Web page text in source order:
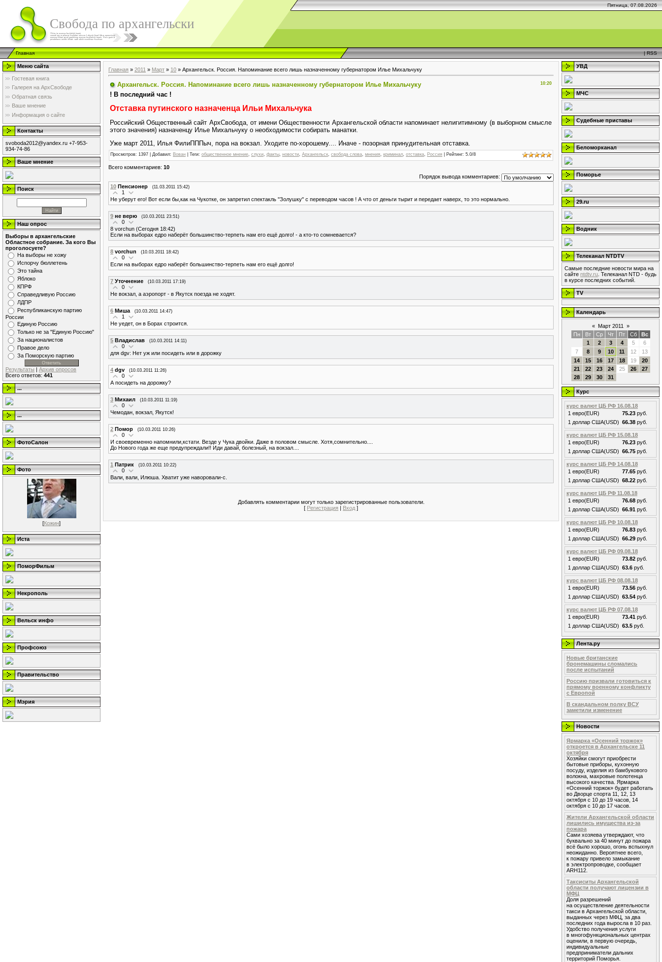
Пятница, 07.08.2026
Свобода по архангельски
Главная |RSS
Меню сайта
Гостевая книга
Галерея на АрхСвободе
Обратная связь
Ваше мнение
Информация о сайте
Контакты
svoboda2012@yandex.ru +7-953-
934-74-86
Ваше мнение
Поиск
Наш опрос
Выборы в архангельские
Областное собрание. За кого Вы
проголосуете?
На выборы не хожу
Испорчу бюллетень
Это тайна
Яблоко
КПРФ
Справедливую Россию
ЛДПР
Республиканскую партию
России
Единую Россию
Только не за "Единую Россию"
За националистов
Правое дело
За Поморскую партию
Результаты | Архив опросов
Всего ответов: 441
...
...
ФотоСалон
Фото
[Кожин]
Иста
ПоморФильм
Некрополь
Вельск инфо
Профсоюз
Правительство
Мэрия
Главная » 2011 » Март » 10 » Архангельск. Россия. Напоминание всего лишь назначенному губернатором Илье Михальчуку
10:20
Архангельск. Россия. Напоминание всего лишь назначенному губернатором Илье Михальчуку
! В последний час !
Отставка путинского назначенца Ильи Михальчука
Российский Общественный сайт АрхСвобода, от имени Общественности Архангельской области напоминает нелигитимному (в выборном смысле
этого значения) назначенцу Илье Михальчуку о необходимости собирать манатки.
Уже март 2011, Илья ФилиПППыч, пора на вокзал. Уходите по-хорошему.... Иначе - позорная принудительная отставка.
Просмотров: 1397 | Добавил: Вован Теги: общественное мнение слухи факты новости Архангельск свобода слова мнения криминал отставка Россия Рейтинг: 5.0/8
Всего комментариев: 10
Порядок вывода комментариев:
10 Пенсионер (11.03.2011 15:42)
1
Не уберут его! Вот если бы,как на Чукотке, он запретил спектакль "Золушку" с переводом часов ! А что от деньги тырит и передает наверх, то это нормально.
9 не верю (10.03.2011 23:51)
0
8 vorchun (Сегодня 18:42)
Если на выборах едро наберёт большинство-терпеть нам его ещё долго! - а кто-то сомневается?
8 vorchun (10.03.2011 18:42)
0
Если на выборах едро наберёт большинство-терпеть нам его ещё долго!
7 Уточнение (10.03.2011 17:19)
0
Не вокзал, а аэропорт - в Якутск поезда не ходят.
6 Миша (10.03.2011 14:47)
1
Не уедет, он в Борах строится.
5 Владислав (10.03.2011 14:11)
0
для dgv: Нет уж или посидеть или в дорожку
4 dgv (10.03.2011 11:26)
0
А посидеть на дорожку?
3 Михаил (10.03.2011 11:19)
0
Чемодан, вокзал, Якутск!
2 Помор (10.03.2011 10:26)
0
И своевременно напомнили,кстати. Везде у Чука двойки. Даже в половом смысле. Хотя,сомнительно....
До Нового года же еще предупреждали!! Иди давай, болезный, на вокзал....
1 Патрик (10.03.2011 10:22)
0
Вали, вали, Илюша. Хватит уже наворовали-с.
Добавлять комментарии могут только зарегистрированные пользователи.
[ Регистрация | Вход ]
УВД
МЧС
Судебные приставы
Беломорканал
Поморье
29.ru
Водник
Телеканал NTDTV
Самые последние новости мира на
сайте ntdtv.ru . Телеканал NTD - будь
в курсе последних событий.
TV
Календарь
« Март 2011
»
Пн
Вт Ср Чт Пт Сб
Вс
1
2 3 4 5
6
7
8 9 10 11 12
13
14
15 16 17 18 19
20
21
22 23 24 25 26
27
28
29 30 31
Курс
курс валют ЦБ РФ 16.08.18
1 евро(EUR)
75.23 руб.
1 доллар США(USD) 66.38 руб.
курс валют ЦБ РФ 15.08.18
1 евро(EUR)
76.23 руб.
1 доллар США(USD) 66.75 руб.
курс валют ЦБ РФ 14.08.18
1 евро(EUR)
77.65 руб.
1 доллар США(USD) 68.22 руб.
курс валют ЦБ РФ 11.08.18
1 евро(EUR)
76.68 руб.
1 доллар США(USD) 66.91 руб.
курс валют ЦБ РФ 10.08.18
1 евро(EUR)
76.83 руб.
1 доллар США(USD) 66.29 руб.
курс валют ЦБ РФ 09.08.18
1 евро(EUR)
73.82 руб.
1 доллар США(USD) 63.6 руб.
курс валют ЦБ РФ 08.08.18
1 евро(EUR)
73.56 руб.
1 доллар США(USD) 63.54 руб.
курс валют ЦБ РФ 07.08.18
1 евро(EUR)
73.41 руб.
1 доллар США(USD) 63.5 руб.
Лента.ру
Новые британские
бронемашины сломались
после испытаний
Россию призвали готовиться к
прямому военному конфликту
с Европой
В скандальном полку ВСУ
заметили изменение
Новости
Ярмарка «Осенний торжок»
откроется в Архангельске 11
октября
Хозяйки смогут приобрести
бытовые приборы, кухонную
посуду, изделия из бамбукового
волокна, махровые полотенца
высокого качества. Ярмарка
«Осенний торжок» будет работать
во Дворце спорта 11, 12, 13
октября с 10 до 19 часов, 14
октября с 10 до 17 часов.
Жители Архангельской области
лишились имущества из-за
пожара
Сами хозяева утверждают, что
буквально за 40 минут до пожара
всё было хорошо, огонь вспыхнул
неожиданно. Вероятнее всего,
к пожару привело замыкание
в электропроводке, сообщает
ARH112.
Таксиситы Архангельской
области получают лицензии в
МФЦ
Доля разрешений
на осуществление деятельности
такси в Архангельской области,
выданных через МФЦ, за два
последних года выросла в 10 раз.
Удобство получения услуги
в многофункциональных центрах
оценили, в первую очередь,
индивидуальные
предприниматели дальних
территорий Поморья.